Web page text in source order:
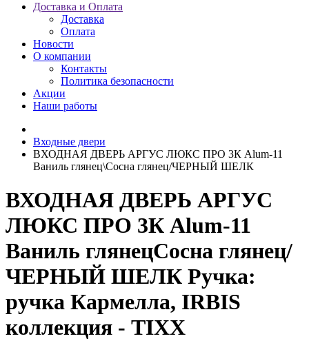
Доставка и Оплата
Доставка
Оплата
Новости
О компании
Контакты
Политика безопасности
Акции
Наши работы
Входные двери
ВХОДНАЯ ДВЕРЬ АРГУС ЛЮКС ПРО 3К Alum-11
Ваниль глянец\Сосна глянец/ЧЕРНЫЙ ШЕЛК
ВХОДНАЯ ДВЕРЬ АРГУС
ЛЮКС ПРО 3К Alum-11
Ваниль глянецСосна глянец/
ЧЕРНЫЙ ШЕЛК Ручка:
ручка Кармелла, IRBIS
коллекция - TIXX